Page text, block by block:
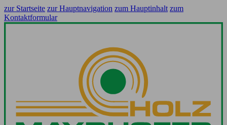
zur Startseite zur Hauptnavigation zum Hauptinhalt zum
Kontaktformular